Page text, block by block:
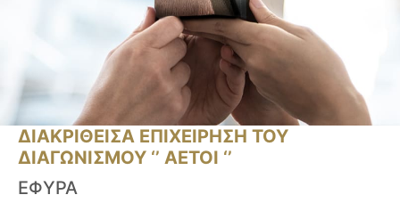
ΔΙΑΚΡΙΘΕΙΣΑ ΕΠΙΧΕΙΡΗΣΗ ΤΟΥ
ΔΙΑΓΩΝΙΣΜΟΥ ‘’ ΑΕΤΟΙ ‘’
ΕΦΥΡΑ